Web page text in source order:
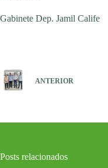
Gabinete Dep. Jamil Calife
ANTERIOR
Posts relacionados